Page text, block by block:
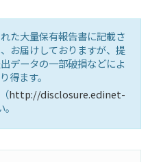
た大量保有報告書に記載さ
お届けしておりますが、提
データの一部破損などによ
得ます。
http://disclosure.edinet-